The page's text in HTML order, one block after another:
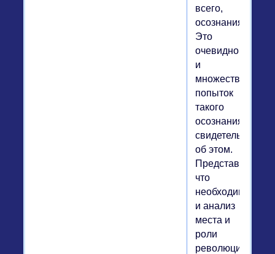
всего,
осознания.
Это
очевидно,
и
множество
попыток
такого
осознания
свидетельствуют
об этом.
Представляется,
что
необходим
и анализ
места и
роли
революции